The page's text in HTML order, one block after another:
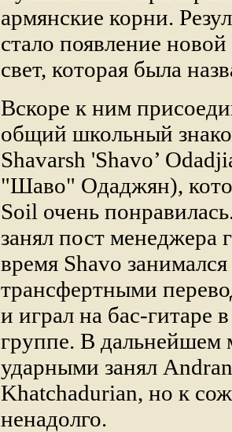
армянские корни.
стало появление
свет, которая была
Вскоре к ним
общий школьный
Shavarsh 'Shavo’
"Шаво" Одаджян),
Soil очень
занял пост менеджера
время Shavo занимался
трансфертными
и играл на бас-гитаре
группе. В дальнейшем
ударными занял
Khatchadurian, но к
ненадолго.